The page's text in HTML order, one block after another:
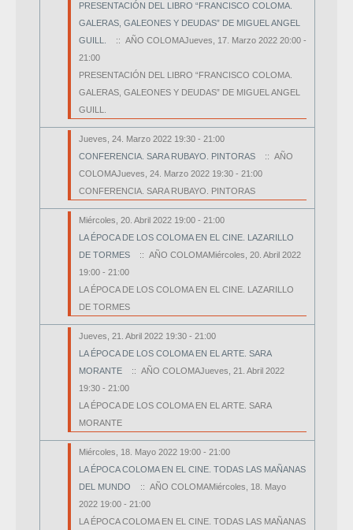
PRESENTACIÓN DEL LIBRO “FRANCISCO COLOMA.
GALERAS, GALEONES Y DEUDAS” DE MIGUEL ANGEL
GUILL.
:: AÑO COLOMAJueves, 17. Marzo 2022 20:00 -
21:00
PRESENTACIÓN DEL LIBRO “FRANCISCO COLOMA.
GALERAS, GALEONES Y DEUDAS” DE MIGUEL ANGEL
GUILL.
Jueves, 24. Marzo 2022 19:30 - 21:00
CONFERENCIA. SARA RUBAYO. PINTORAS
:: AÑO
COLOMAJueves, 24. Marzo 2022 19:30 - 21:00
CONFERENCIA. SARA RUBAYO. PINTORAS
Miércoles, 20. Abril 2022 19:00 - 21:00
LA ÉPOCA DE LOS COLOMA EN EL CINE. LAZARILLO
DE TORMES
:: AÑO COLOMAMiércoles, 20. Abril 2022
19:00 - 21:00
LA ÉPOCA DE LOS COLOMA EN EL CINE. LAZARILLO
DE TORMES
Jueves, 21. Abril 2022 19:30 - 21:00
LA ÉPOCA DE LOS COLOMA EN EL ARTE. SARA
MORANTE
:: AÑO COLOMAJueves, 21. Abril 2022
19:30 - 21:00
LA ÉPOCA DE LOS COLOMA EN EL ARTE. SARA
MORANTE
Miércoles, 18. Mayo 2022 19:00 - 21:00
LA ÉPOCA COLOMA EN EL CINE. TODAS LAS MAÑANAS
DEL MUNDO
:: AÑO COLOMAMiércoles, 18. Mayo
2022 19:00 - 21:00
LA ÉPOCA COLOMA EN EL CINE. TODAS LAS MAÑANAS